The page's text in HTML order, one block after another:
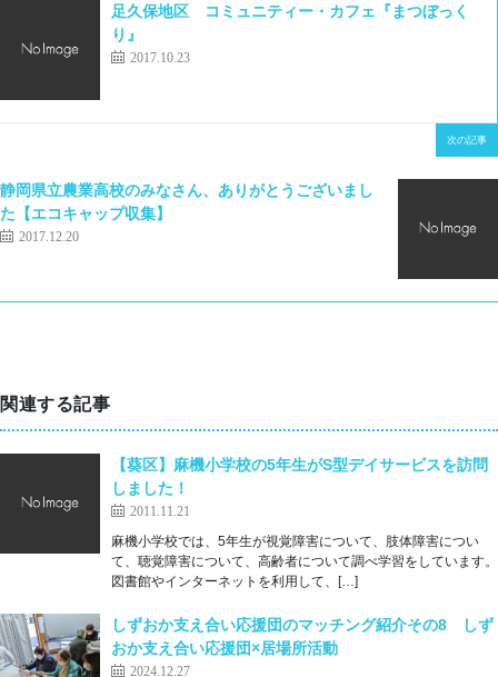
足久保地区 コミュニティー・カフェ『まつぼっく
り』
2017.10.23
次の記事
静岡県立農業高校のみなさん、ありがとうございまし
た【エコキャップ収集】
2017.12.20
関連する記事
【葵区】麻機小学校の5年生がS型デイサービスを訪問
しました！
2011.11.21
麻機小学校では、5年生が視覚障害について、肢体障害につい
て、聴覚障害について、高齢者について調べ学習をしています。
図書館やインターネットを利用して、[…]
しずおか支え合い応援団のマッチング紹介その8 しず
おか支え合い応援団×居場所活動
2024.12.27